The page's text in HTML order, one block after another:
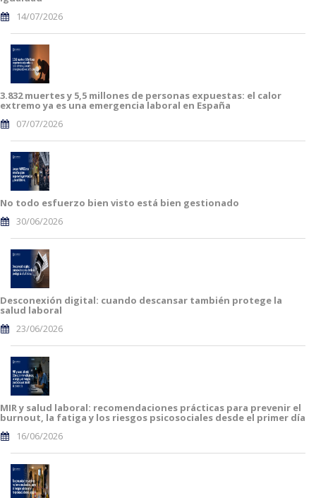
14/07/2026
3.832 muertes y 5,5 millones de personas expuestas: el calor
extremo ya es una emergencia laboral en España
07/07/2026
No todo esfuerzo bien visto está bien gestionado
30/06/2026
Desconexión digital: cuando descansar también protege la
salud laboral
23/06/2026
MIR y salud laboral: recomendaciones prácticas para prevenir el
burnout, la fatiga y los riesgos psicosociales desde el primer día
16/06/2026